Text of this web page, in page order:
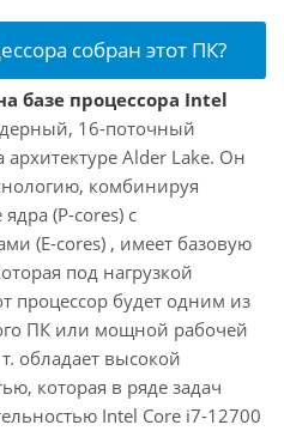
собран этот ПК?
базе процессора Intel
16-поточный
Alder Lake. Он
комбинируя
(P-cores) с
(E-cores) , имеет базовую
под нагрузкой
процессор будет одним из
ПК или мощной рабочей
обладает высокой
которая в ряде задач
Intel Core i7-12700